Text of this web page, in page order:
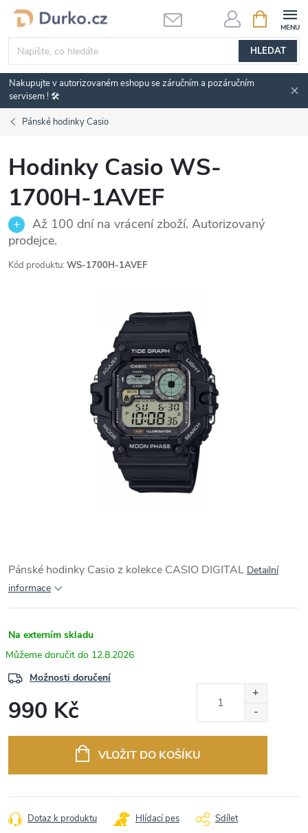
Přejít
obsah
HLEDAT
NÁKUPNÍ
KOŠÍK
Nakupujte v autorizovaném eshopu se záručním a pozáručním
servisem ! 🛠️
Pánské hodinky Casio
Hodinky Casio WS-
1700H-1AVEF
Až 100 dní na vrácení zboží. Autorizovaný
prodejce.
Kód produktu: WS-1700H-1AVEF
Pánské hodinky Casio z kolekce CASIO DIGITAL Detailní
informace
Na externím skladu
12.8.2026
Možnosti doručení
990 Kč
VLOŽIT DO KOŠÍKU
Dotaz k produktu Hlídací pes Sdílet